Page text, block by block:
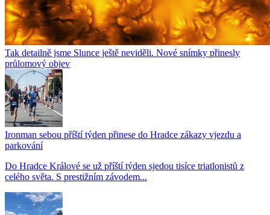
Tak detailně jsme Slunce ještě neviděli. Nové snímky přinesly
průlomový objev
Ironman sebou příští týden přinese do Hradce zákazy vjezdu a
parkování
Do Hradce Králové se už příští týden sjedou tisíce triatlonistů z
celého světa. S prestižním závodem...